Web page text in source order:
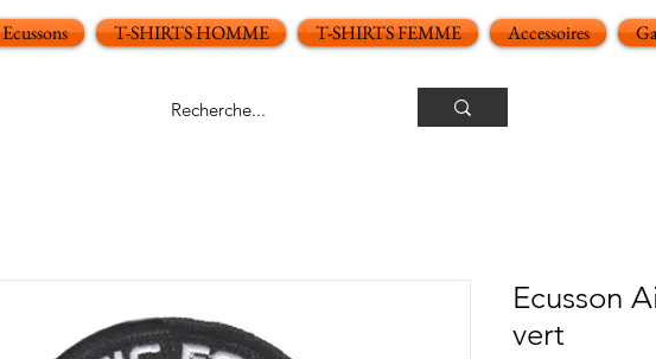
Ecussons T-SHIRTS HOMME T-SHIRTS FEMME Accessoires
Ecusson
vert